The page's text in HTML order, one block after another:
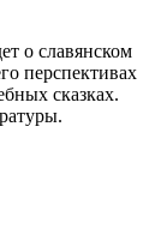
о славянском
перспективах
сказках.